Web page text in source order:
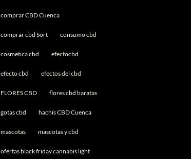
comprar CBD Cuenca
comprar cbd Sort consumo cbd
cosmetica cbd efectocbd
efecto cbd efectos del cbd
FLORES CBD flores cbd baratas
gotas cbd hachís CBD Cuenca
mascotas mascotas y cbd
ofertas black friday cannabis light